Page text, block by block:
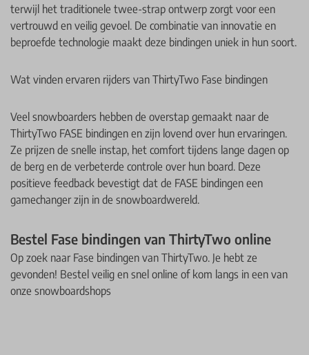
terwijl het traditionele twee-strap ontwerp zorgt voor een
vertrouwd en veilig gevoel. De combinatie van innovatie en
beproefde technologie maakt deze bindingen uniek in hun soort.
Wat vinden ervaren rijders van ThirtyTwo Fase bindingen
Veel snowboarders hebben de overstap gemaakt naar de
ThirtyTwo FASE bindingen en zijn lovend over hun ervaringen.
Ze prijzen de snelle instap, het comfort tijdens lange dagen op
de berg en de verbeterde controle over hun board. Deze
positieve feedback bevestigt dat de FASE bindingen een
gamechanger zijn in de snowboardwereld.
Bestel Fase bindingen van ThirtyTwo online
Op zoek naar Fase bindingen van ThirtyTwo. Je hebt ze
gevonden! Bestel veilig en snel online of kom langs in een van
onze snowboardshops